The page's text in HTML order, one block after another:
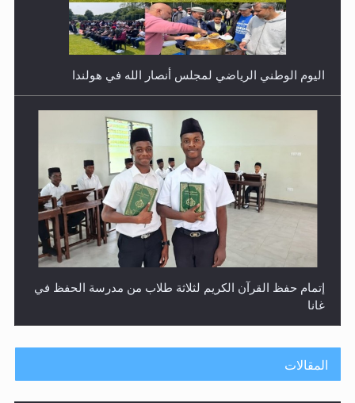
اليوم الوطني الرياضي لمجلس أنصار الله في هولندا
إتمام حفظ القرآن الكريم لثلاثة طلاب من مدرسة الحفظ في
غانا
المقالات